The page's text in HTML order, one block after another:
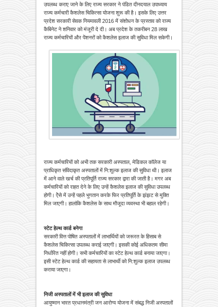
उपलब्ध कराए जाने के लिए राज्य सरकार ने पंडित दीनदयाल उपाध्याय
राज्य कर्मचारी कैशलेस चिकित्सा योजना शुरू की है। इसके लिए उत्तर
प्रदेश सरकारी सेवक नियमावली 2016 में संशोधन के प्रस्ताव को राज्य
कैबिनेट ने शनिवार को मंजूरी दे दी। अब प्रदेश के तकरीबन 28 लाख
राज्य कर्मचारियों और पेंशनरों को कैशलेस इलाज की सुविधा मिल सकेगी।
राज्य कर्मचारियों को अभी तक सरकारी अस्पताल, मेडिकल कॉलेज या
प्राधिकृत संविदाकृत अस्पतालों में नि:शुल्क इलाज की सुविधा थी। इलाज
में आने वाले खर्च की प्रतिपूर्ति राज्य सरकार द्वारा की जाती है। मगर अब
कर्मचारियों को राहत देने के लिए उन्हें कैशलेस इलाज की सुविधा उपलब्ध
होगी। ऐेसे में उन्हें पहले भुगतान करके फिर प्रतिपूर्ति के झंझट से मुक्ति
मिल जाएगी। हालांकि कैशलेस के साथ मौजूदा व्यवस्था भी बहाल रहेगी।
स्टेट हेल्थ कार्ड बनेगा
सरकारी वित्त पोषित अस्पतालों में लाभार्थियों को जरूरत के हिसाब से
कैशलेस चिकित्सा उपलब्ध कराई जाएगी। इसकी कोई अधिकतम सीमा
निर्धारित नहीं होगी। सभी कर्मचारियों का स्टेट हेल्थ कार्ड बनाया जाएगा।
इसी स्टेट हेल्थ कार्ड की सहायता से लाभार्थी को नि:शुल्क इलाज उपलब्ध
कराया जाएगा।
निजी अस्पतालों में भी इलाज की सुविधा
आयुष्मान भारत प्रधानमंत्री जन आरोग्य योजना में संबद्ध निजी अस्पतालों